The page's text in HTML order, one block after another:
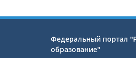
Федеральный портал
образование"